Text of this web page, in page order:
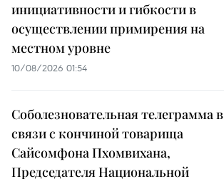
инициативности и гибкости в
осуществлении примирения на
местном уровне
10/08/2026 01:54
Соболезновательная телеграмма в
связи с кончиной товарища
Сайсомфона Пхомвихана,
Председателя Национальной